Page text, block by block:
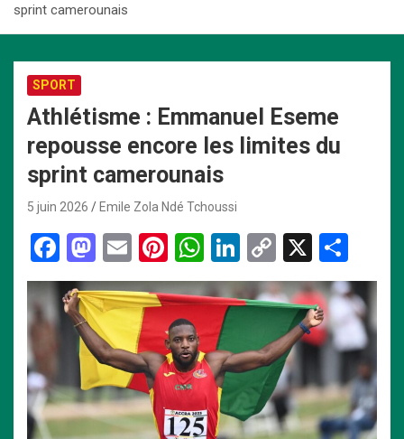
sprint camerounais
SPORT
Athlétisme : Emmanuel Eseme
repousse encore les limites du
sprint camerounais
5 juin 2026 Emile Zola Ndé Tchoussi
F
a
ce
b
o
k
M
a
st
o
d
o
n
E
m
ail
Pi
nt
er
es
t
W
h
at
s
A
p
p
Li
n
ke
n
C
o
py
Li
n
k
X
ar
ta
g
er